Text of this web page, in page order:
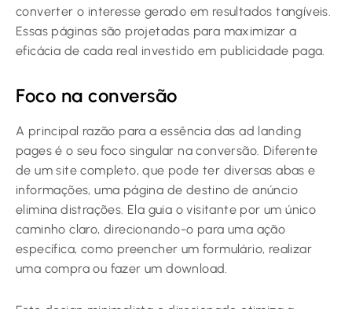
converter o interesse gerado em resultados tangíveis.
Essas páginas são projetadas para maximizar a
eficácia de cada real investido em publicidade paga.
Foco na conversão
A principal razão para a essência das ad landing
pages é o seu foco singular na conversão. Diferente
de um site completo, que pode ter diversas abas e
informações, uma página de destino de anúncio
elimina distrações. Ela guia o visitante por um único
caminho claro, direcionando-o para uma ação
específica, como preencher um formulário, realizar
uma compra ou fazer um download.